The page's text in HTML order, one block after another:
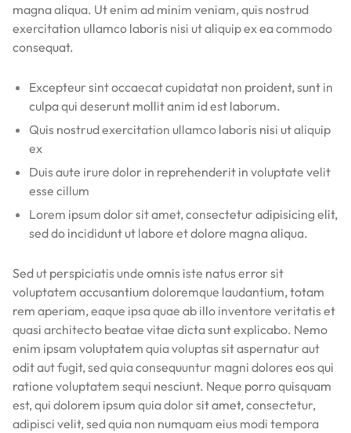
magna aliqua. Ut enim ad minim veniam, quis nostrud
exercitation ullamco laboris nisi ut aliquip ex ea commodo
consequat.
Excepteur sint occaecat cupidatat non proident, sunt in
culpa qui deserunt mollit anim id est laborum.
Quis nostrud exercitation ullamco laboris nisi ut aliquip
ex
Duis aute irure dolor in reprehenderit in voluptate velit
esse cillum
Lorem ipsum dolor sit amet, consectetur adipisicing elit,
sed do incididunt ut labore et dolore magna aliqua.
Sed ut perspiciatis unde omnis iste natus error sit
voluptatem accusantium doloremque laudantium, totam
rem aperiam, eaque ipsa quae ab illo inventore veritatis et
quasi architecto beatae vitae dicta sunt explicabo. Nemo
enim ipsam voluptatem quia voluptas sit aspernatur aut
odit aut fugit, sed quia consequuntur magni dolores eos qui
ratione voluptatem sequi nesciunt. Neque porro quisquam
est, qui dolorem ipsum quia dolor sit amet, consectetur,
adipisci velit, sed quia non numquam eius modi tempora